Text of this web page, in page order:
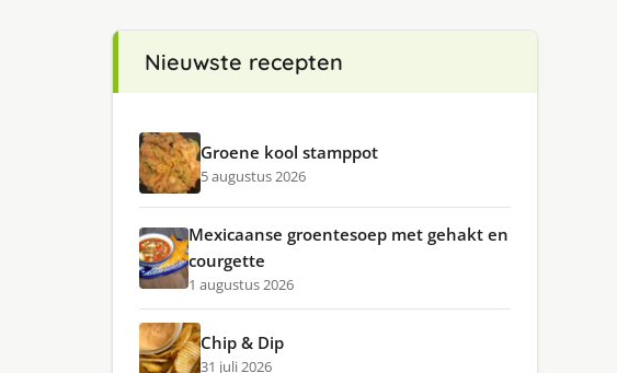
Nieuwste recepten
Groene kool stamppot
5 augustus 2026
Mexicaanse groentesoep met gehakt en
courgette
1 augustus 2026
Chip & Dip
31 juli 2026